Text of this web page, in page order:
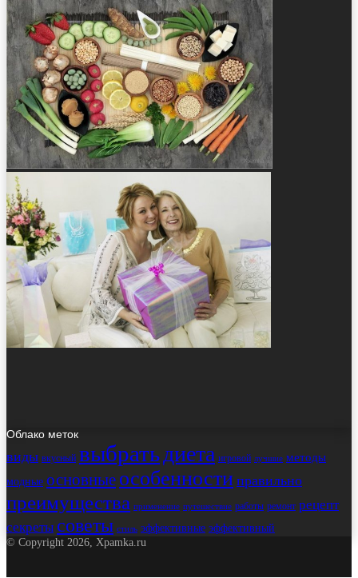
Облако меток
виды вкусный выбратьдиета игровой лучшие методы
модные основные особенности правильно
преимущества применение путешествие работы ремонт рецепт
секреты советы стиль эффективные эффективный
© Copyright 2026, Xpamka.ru